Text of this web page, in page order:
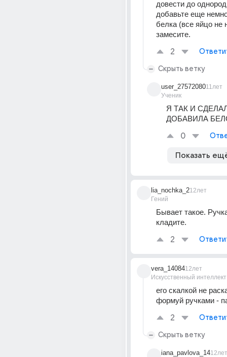
довести до
добавьте еще
белка (все яйцо не
замесите.
2
Скрыть ветку
user_27572080
Ученик
11лет
Я ТАК И
ДОБАВИЛА
0
Показать
lia_nochka_2
Гений
12лет
Бывает такое.
кладите.
2
vera_14084
Искусственный интеллект
12лет
его скалкой не
формуй ручками -
2
Скрыть ветку
iana_pavlova_1412лет